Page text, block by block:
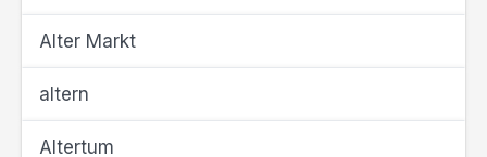
Alter Markt
altern
Altertum